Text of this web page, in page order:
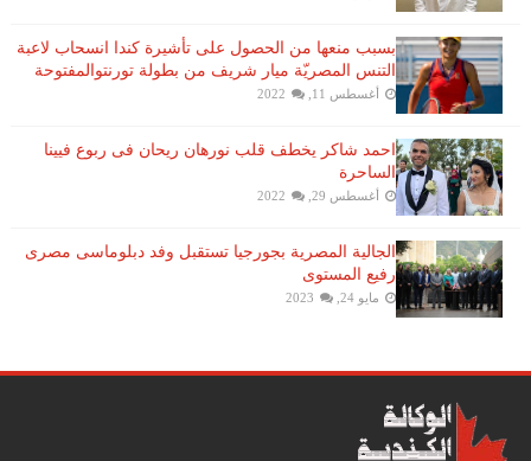
بسبب منعها من الحصول على تأشيرة كندا انسحاب لاعبة ​
التنس​ المصريّة ​ميار شريف​ من بطولة ​تورنتو​المفتوحة
أغسطس 11, 2022
احمد شاكر يخطف قلب نورهان ريحان فى ربوع فيينا
الساحرة
أغسطس 29, 2022
الجالية المصرية بجورجيا تستقبل وفد دبلوماسى مصرى
رفيع المستوى
مايو 24, 2023